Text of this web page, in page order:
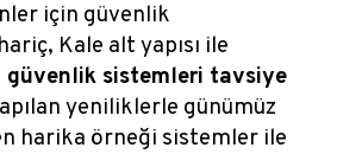
için güvenlik
Kale alt yapısı ile
güvenlik sistemleri tavsiye
yeniliklerle günümüz
harika örneği sistemler ile